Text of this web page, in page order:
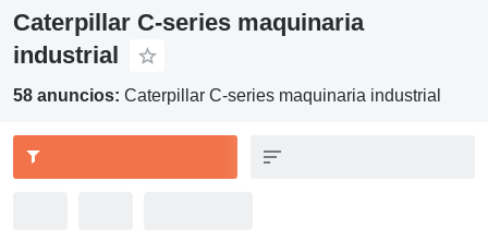
Caterpillar C-series maquinaria
industrial
58 anuncios: Caterpillar C-series maquinaria industrial